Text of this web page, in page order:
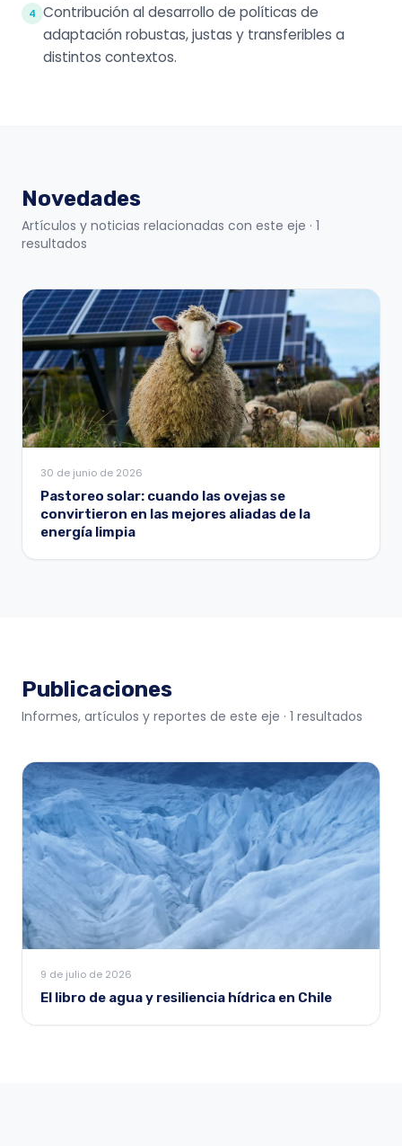
4 Contribución al desarrollo de políticas de
adaptación robustas, justas y transferibles a
distintos contextos.
Novedades
Artículos y noticias relacionadas con este eje · 1
resultados
30 de junio de 2026
Pastoreo solar: cuando las ovejas se
convirtieron en las mejores aliadas de la
energía limpia
Publicaciones
Informes, artículos y reportes de este eje · 1 resultados
9 de julio de 2026
El libro de agua y resiliencia hídrica en Chile